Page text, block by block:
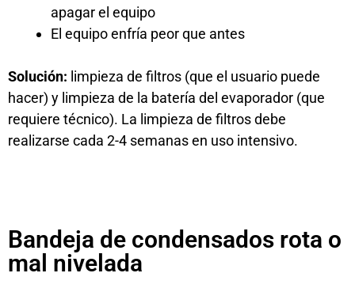
apagar el equipo
El equipo enfría peor que antes
Solución: limpieza de filtros (que el usuario puede
hacer) y limpieza de la batería del evaporador (que
requiere técnico). La limpieza de filtros debe
realizarse cada 2-4 semanas en uso intensivo.
Bandeja de condensados rota o
mal nivelada